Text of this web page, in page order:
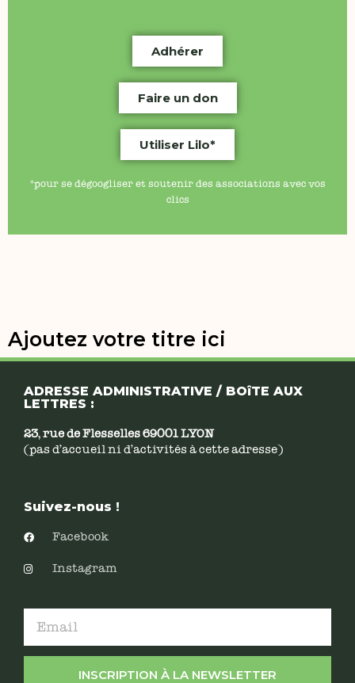
Adhérer
Faire un don
Utiliser Lilo*
*pour se dégoogliser et soutenir des associations avec vos
clics
Ajoutez votre titre ici
ADRESSE ADMINISTRATIVE / BOîTE AUX
LETTRES :
23, rue de Flesselles 69001 LYON
(pas d’accueil ni d’activités à cette adresse)
Suivez-nous !
Facebook
Instagram
INSCRIPTION À LA NEWSLETTER